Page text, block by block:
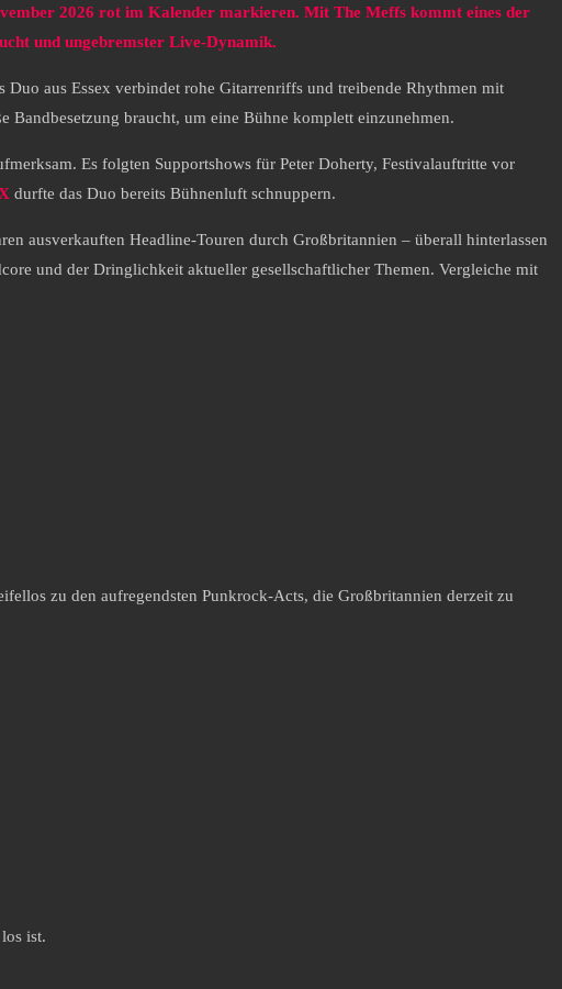
2026 rot im Kalender markieren. Mit The Meffs kommt eines der
und ungebremster Live-Dynamik.
aus Essex verbindet rohe Gitarrenriffs und treibende Rhythmen mit
braucht, um eine Bühne komplett einzunehmen.
Es folgten Supportshows für Peter Doherty, Festivalauftritte vor
durfte das Duo bereits Bühnenluft schnuppern.
ausverkauften Headline-Touren durch Großbritannien – überall hinterlassen
und der Dringlichkeit aktueller gesellschaftlicher Themen. Vergleiche mit
zu den aufregendsten Punkrock-Acts, die Großbritannien derzeit zu
ist.